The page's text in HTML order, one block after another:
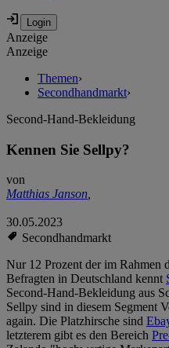
Anzeige
Anzeige
Themen›
Secondhandmarkt›
Second-Hand-Bekleidung
Kennen Sie Sellpy?
von
Matthias Janson,
30.05.2023
Secondhandmarkt
Nur 12 Prozent der im Rahmen
Befragten in Deutschland kennt
Second-Hand-Bekleidung aus
Sellpy sind in diesem Segment
again. Die Platzhirsche sind
letzterem gibt es den Bereich